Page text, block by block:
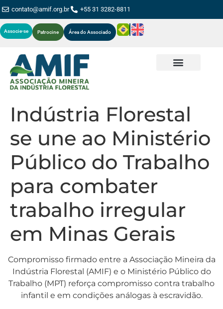
contato@amif.org.br +55 31 3282-8811
Associe-se Patrocine Área do Associado
Indústria Florestal
se une ao Ministério
Público do Trabalho
para combater
trabalho irregular
em Minas Gerais
Compromisso firmado entre a Associação Mineira da
Indústria Florestal (AMIF) e o Ministério Público do
Trabalho (MPT) reforça compromisso contra trabalho
infantil e em condições análogas à escravidão.